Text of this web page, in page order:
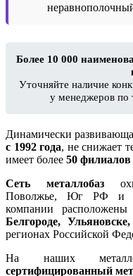
Более 10 000
Уточняйте наличие
у менеджеров по
Динамически
с 1992 года, не снижает
имеет более 50 филиалов
Сеть металлобаз
Поволжье, Юг РФ и
компании
Белгороде,
регионах Российской
На наших
сертифицированный